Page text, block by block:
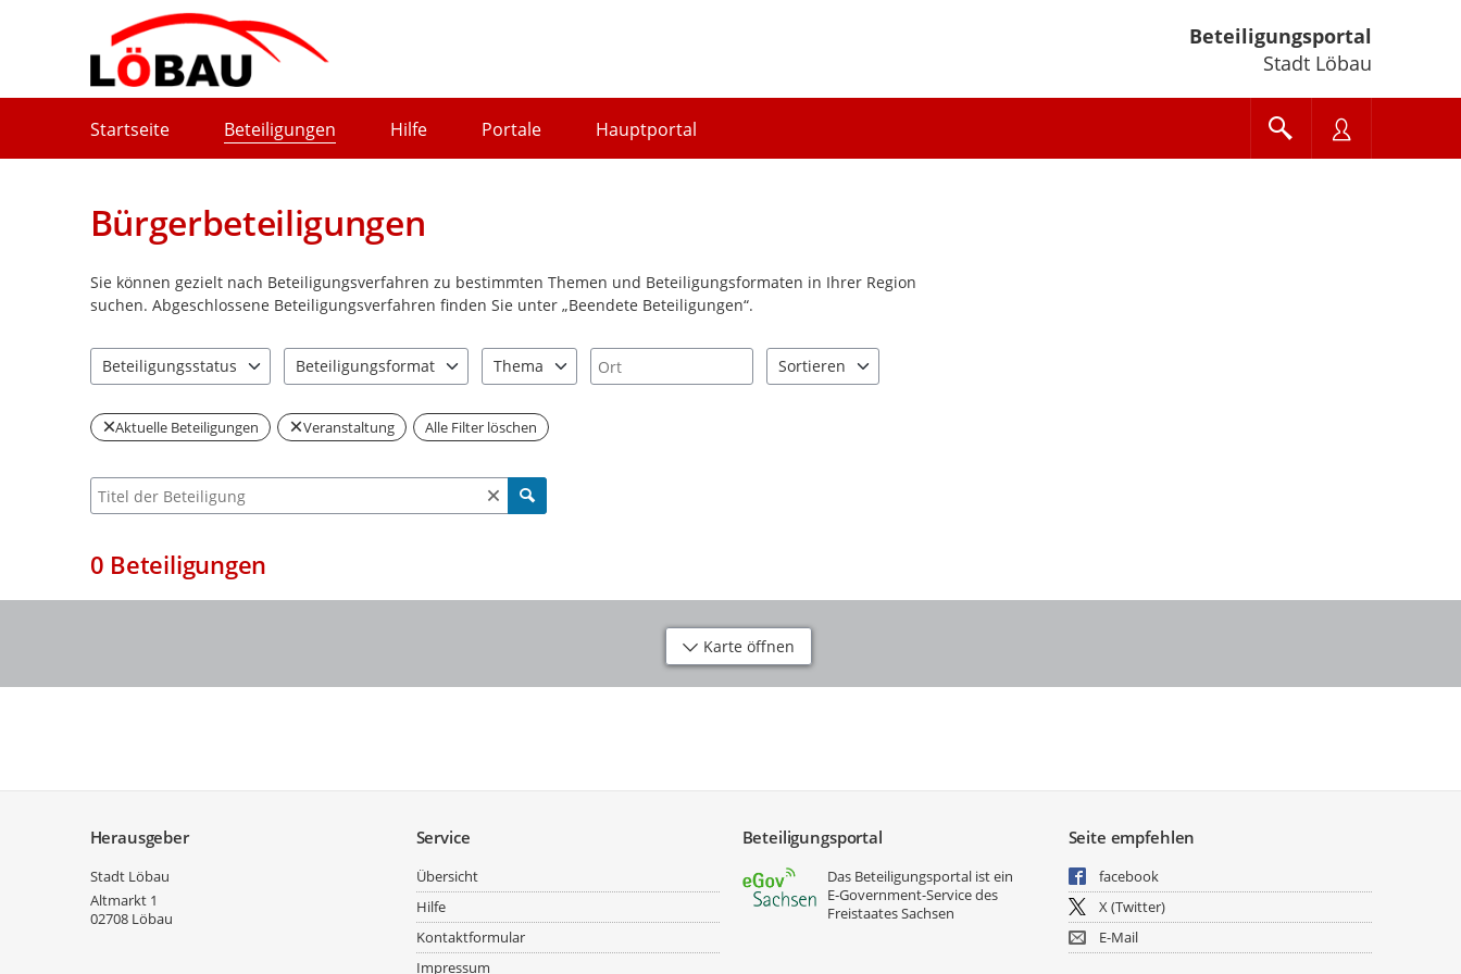
Beteiligungsportal
Stadt Löbau
Startseite Beteiligungen Hilfe Portale Hauptportal
Bürgerbeteiligungen
Sie können gezielt nach Beteiligungsverfahren zu bestimmten Themen und Beteiligungsformaten in Ihrer Region
suchen. Abgeschlossene Beteiligungsverfahren finden Sie unter „Beendete Beteiligungen“.
Beteiligungsstatus
Beteiligungsformat
Thema
Ort
Sortieren
Aktuelle Beteiligungen Veranstaltung Alle Filter löschen
Suche nach Beteiligung
0 Beteiligungen
Karte öffnen
Herausgeber
Stadt Löbau
Altmarkt 1
02708 Löbau
Service
Übersicht
Hilfe
Kontaktformular
Impressum
Beteiligungsportal
Das Beteiligungsportal ist ein
E‑Government-Service des
Freistaates Sachsen
Seite empfehlen
facebook
X (Twitter)
E-Mail